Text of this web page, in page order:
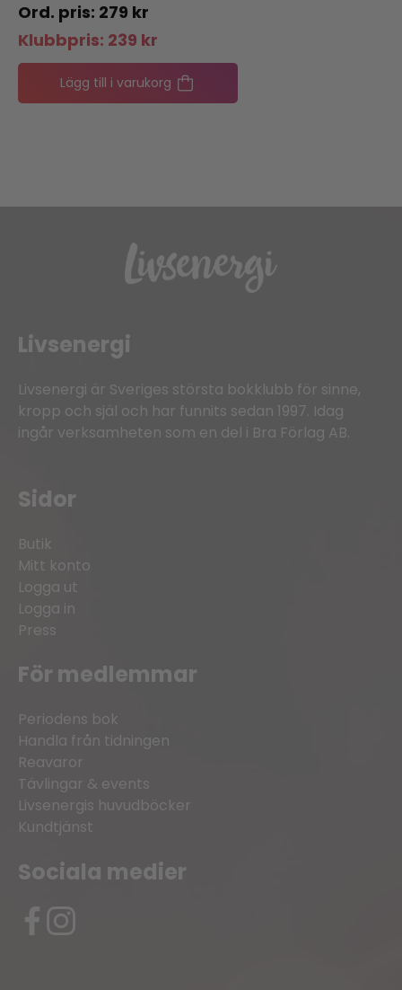
279 kr
Klubbpris: 239 kr
Lägg till i varukorg
Livsenergi
Livsenergi är Sveriges största bokklubb för sinne,
kropp och själ och har funnits sedan 1997. Idag
ingår verksamheten som en del i Bra Förlag AB.
Sidor
Butik
Mitt konto
Logga ut
Logga in
Press
För medlemmar
Periodens bok
Handla från tidningen
Reavaror
Tävlingar & events
Livsenergis huvudböcker
Kundtjänst
Sociala medier